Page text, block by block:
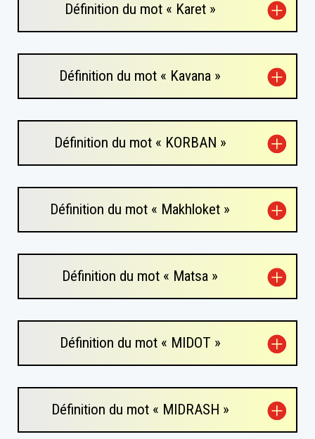
Définition du mot « Karet »
Définition du mot « Kavana »
Définition du mot « KORBAN »
Définition du mot « Makhloket »
Définition du mot « Matsa »
Définition du mot « MIDOT »
Définition du mot « MIDRASH »